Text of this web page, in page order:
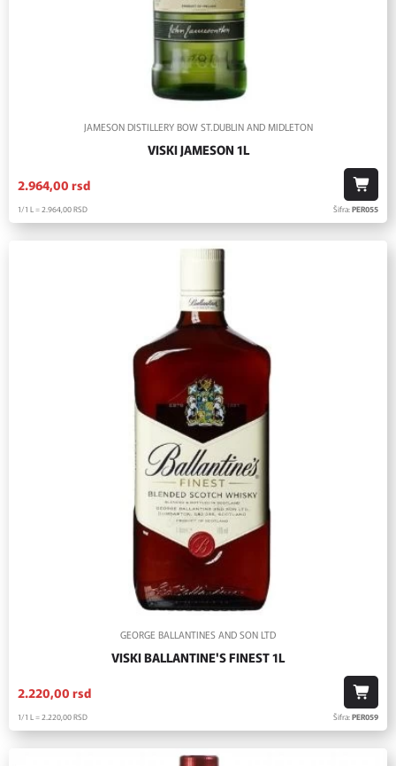
JAMESON DISTILLERY BOW ST.DUBLIN AND MIDLETON
VISKI JAMESON 1L
2.964,00 rsd
1/1 L = 2.964,00RSD Šifra:PER055
GEORGE BALLANTINES AND SON LTD
VISKI BALLANTINE'S FINEST 1L
2.220,00 rsd
1/1 L = 2.220,00RSD Šifra:PER059